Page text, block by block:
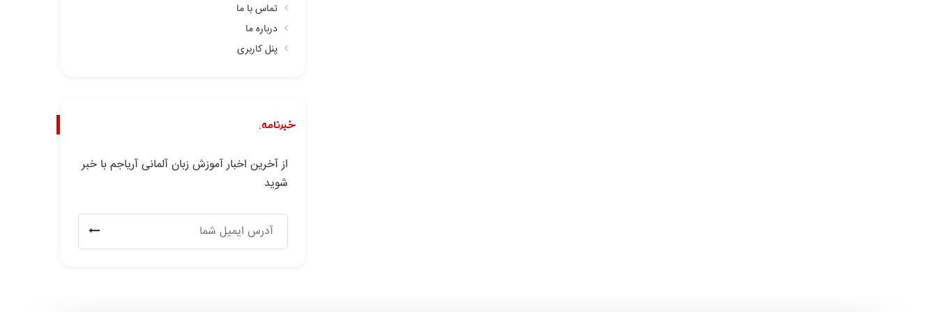
تماس با ما
درباره ما
پنل کاربری
خبرنامه.
از آخرین اخبار آموزش زبان آلمانی آریاجم با خبر
شوید